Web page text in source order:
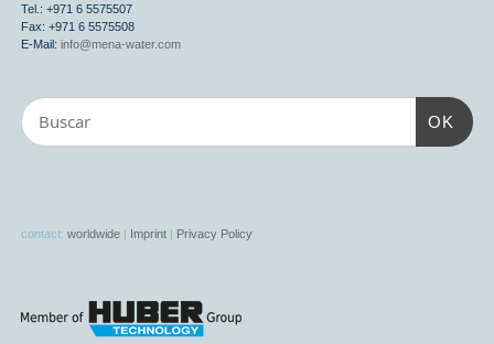
Tel.: +971 6 5575507
Fax: +971 6 5575508
E-Mail: info@mena-water.com
OK
contact: worldwide| Imprint| Privacy Policy